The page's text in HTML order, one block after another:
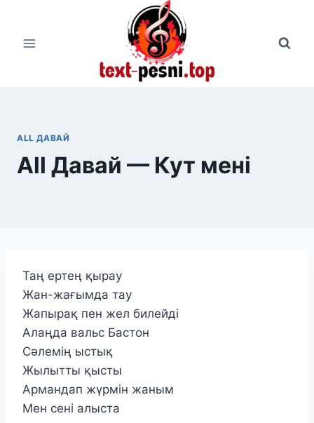
содержимому
ALL ДАВАЙ
All Давай — Кут менi
Таң ертең қырау
Жан-жағымда тау
Жапырақ пен жел билейді
Алаңда вальс Бастон
Сәлемің ыстық
Жылытты қысты
Армандап жүрмін жаным
Мен сені алыста